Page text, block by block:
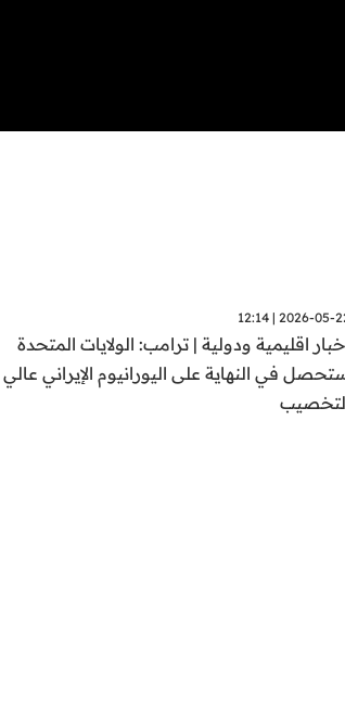
2026-05-22 |
اقليمية ودولية | ترامب: الولايات المتحدة
في النهاية على اليورانيوم الإيراني عالي